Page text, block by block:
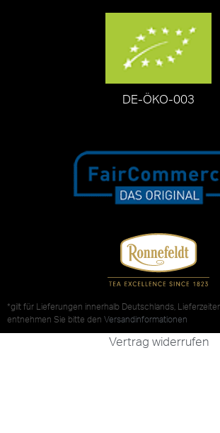
DE-ÖKO-003
*gilt für Lieferungen innerhalb Deutschlands,
entnehmen Sie bitte den Versandinformationen
Vertrag widerrufen